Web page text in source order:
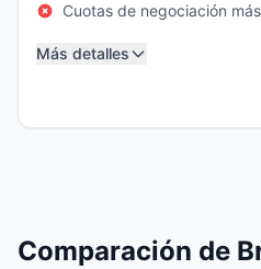
Cuotas de negociación
Más detalles
Comparación de